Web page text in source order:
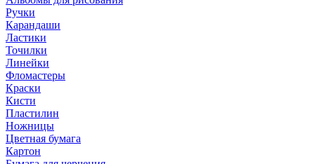
Ручки
Карандаши
Ластики
Точилки
Линейки
Фломастеры
Краски
Кисти
Пластилин
Ножницы
Цветная бумага
Картон